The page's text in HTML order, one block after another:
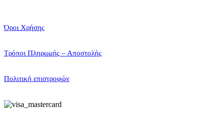
Όροι Χρήσης
Τρόποι Πληρωμής – Αποστολής
Πολιτική επιστροφών